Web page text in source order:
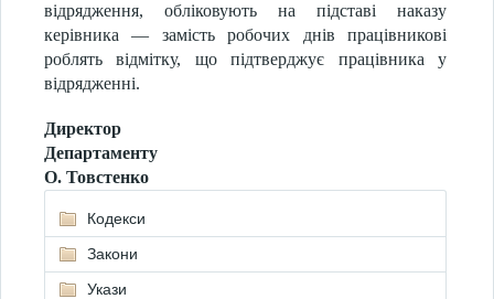
відрядження, обліковують на підставі наказу
керівника — замість робочих днів працівникові
роблять відмітку, що підтверджує працівника у
відрядженні.
Директор
Департаменту
О. Товстенко
Кодекси
Закони
Укази